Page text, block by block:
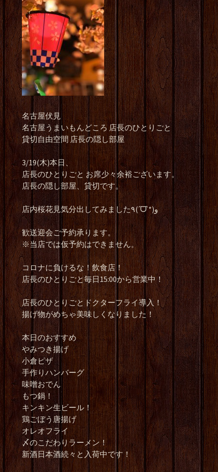
名古屋伏見
名古屋うまいもんどころ 店長のひとりごと
貸切自由空間 店長の隠し部屋
3/19(木)本日、
店長のひとりごと お席少々余裕ございます。
店長の隠し部屋、貸切です。
店内桜花見気分出してみました٩(ˊᗜˋ*)و
歓送迎会ご予約承ります。
※当店では仮予約はできません。
コロナに負けるな！飲食店！
店長のひとりごと毎日15:00から営業中！
店長のひとりごとドクターフライ導入！
揚げ物がめちゃ美味しくなりました！
本日のおすすめ
やみつき揚げ
小倉ピザ
手作りハンバーグ
味噌おでん
もつ鍋！
キンキン生ビール！
鶏ごぼう唐揚げ
オレオフライ
〆のこだわりラーメン！
新酒日本酒続々と入荷中です！